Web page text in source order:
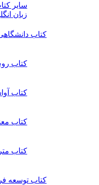
سایر
زبان
کتاب
کتاب
کتاب
کتاب
کتاب
کتاب توسعه